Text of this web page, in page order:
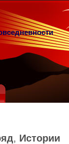
, Истории